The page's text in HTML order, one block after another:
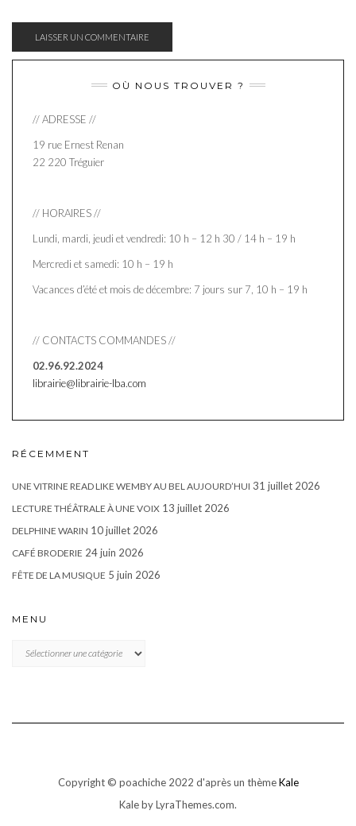
OÙ NOUS TROUVER ?
// ADRESSE //
19 rue Ernest Renan
22 220 Tréguier
// HORAIRES //
Lundi, mardi, jeudi et vendredi: 10 h – 12 h 30 / 14 h – 19 h
Mercredi et samedi: 10 h – 19 h
Vacances d’été et mois de décembre: 7 jours sur 7, 10 h – 19 h
// CONTACTS COMMANDES //
02.96.92.2024
librairie@librairie-lba.com
RÉCEMMENT
UNE VITRINE READ LIKE WEMBY AU BEL AUJOURD’HUI 31 juillet 2026
LECTURE THÉÂTRALE À UNE VOIX 13 juillet 2026
DELPHINE WARIN 10 juillet 2026
CAFÉ BRODERIE 24 juin 2026
FÊTE DE LA MUSIQUE 5 juin 2026
MENU
Copyright © poachiche 2022 d'après un thèmeKale
Kaleby LyraThemes.com.